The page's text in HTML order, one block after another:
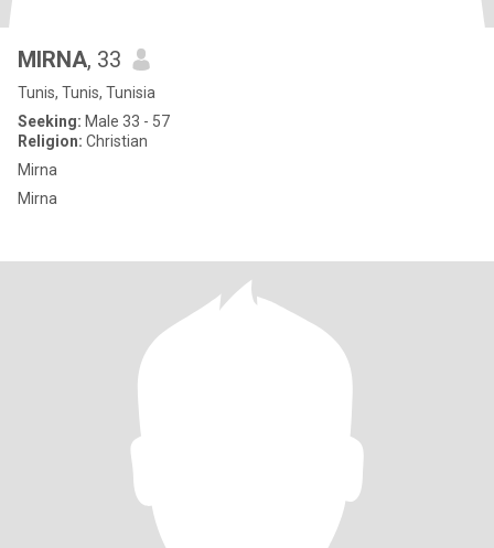
MIRNA, 33
Tunis, Tunis, Tunisia
Seeking: Male 33 - 57
Religion: Christian
Mirna
Mirna